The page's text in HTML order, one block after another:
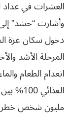
العشرات في عداد
وأشارت “حشد” إلى
دخول سكان غزة
المرحلة الأشد
انعدام الطعام
مليون شخص خطر